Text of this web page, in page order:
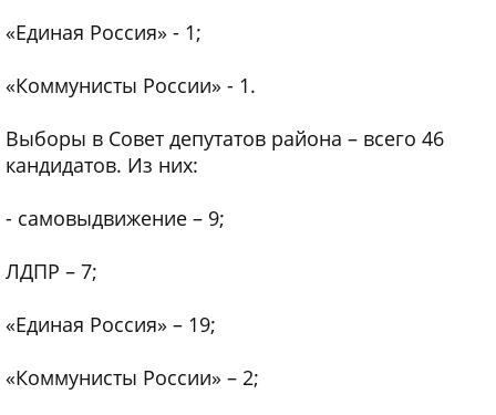
«Единая Россия» - 1;
«Коммунисты России» - 1.
Выборы в Совет депутатов района – всего 46
кандидатов. Из них:
- самовыдвижение – 9;
ЛДПР – 7;
«Единая Россия» – 19;
«Коммунисты России» – 2;